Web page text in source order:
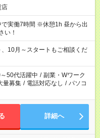
店
※休憩1h 昼から出
い！
10月～スタートもご相談くだ
50代活躍中 / 副業・Wワーク
量募集 / 電話対応なし / パソコ
詳細へ